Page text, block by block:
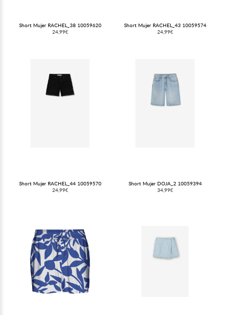
Short Mujer RACHEL_38 10059620
24,99€
Short Mujer RACHEL_43 10059574
24,99€
Short Mujer RACHEL_44 10059570
24,99€
Short Mujer DOJA_2 10059394
34,99€